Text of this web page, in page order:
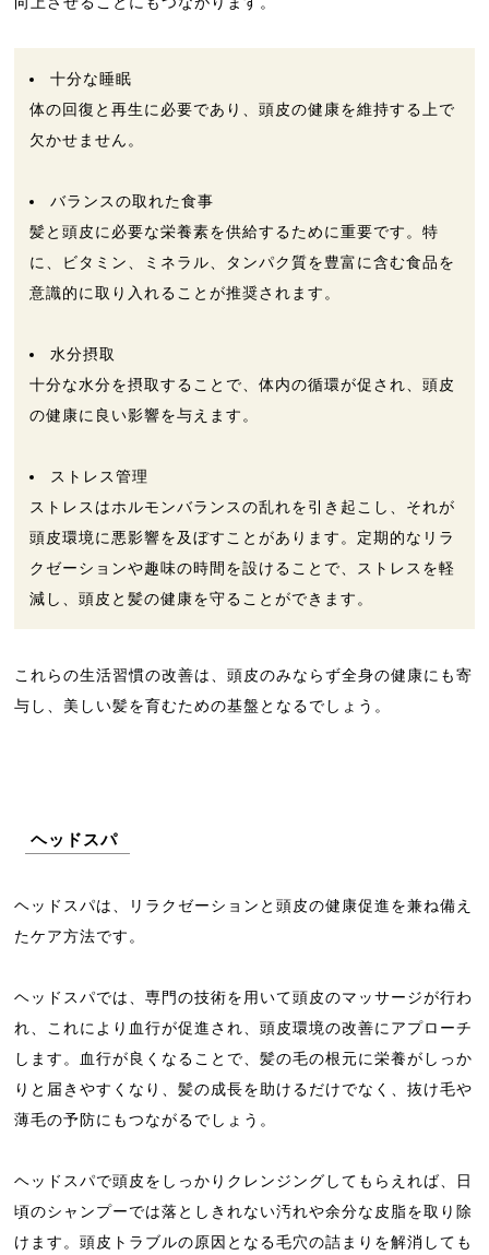
十分な睡眠
体の回復と再生に必要であり、頭皮の健康を維持する上で
欠かせません。
バランスの取れた食事
髪と頭皮に必要な栄養素を供給するために重要です。特
に、ビタミン、ミネラル、タンパク質を豊富に含む食品を
意識的に取り入れることが推奨されます。
水分摂取
十分な水分を摂取することで、体内の循環が促され、頭皮
の健康に良い影響を与えます。
ストレス管理
ストレスはホルモンバランスの乱れを引き起こし、それが
頭皮環境に悪影響を及ぼすことがあります。定期的なリラ
クゼーションや趣味の時間を設けることで、ストレスを軽
減し、頭皮と髪の健康を守ることができます。
これらの生活習慣の改善は、頭皮のみならず全身の健康にも寄
与し、美しい髪を育むための基盤となるでしょう。
ヘッドスパ
ヘッドスパは、リラクゼーションと頭皮の健康促進を兼ね備え
たケア方法です。
ヘッドスパでは、専門の技術を用いて頭皮のマッサージが行わ
れ、これにより血行が促進され、頭皮環境の改善にアプローチ
します。血行が良くなることで、髪の毛の根元に栄養がしっか
りと届きやすくなり、髪の成長を助けるだけでなく、抜け毛や
薄毛の予防にもつながるでしょう。
ヘッドスパで頭皮をしっかりクレンジングしてもらえれば、日
頃のシャンプーでは落としきれない汚れや余分な皮脂を取り除
けます。頭皮トラブルの原因となる毛穴の詰まりを解消しても